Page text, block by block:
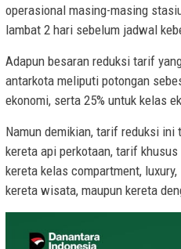
operasional masing-masing
lambat 2 hari sebelum jadwal
Adapun besaran reduksi tarif
antarkota meliputi potongan
ekonomi, serta 25% untuk kelas
Namun demikian, tarif reduksi ini
kereta api perkotaan, tarif
kereta kelas compartment,
kereta wisata, maupun kereta